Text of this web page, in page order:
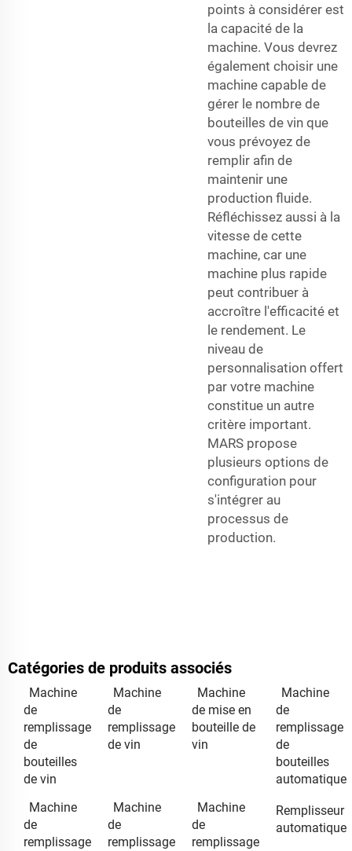
points à considérer est
la capacité de la
machine. Vous devrez
également choisir une
machine capable de
gérer le nombre de
bouteilles de vin que
vous prévoyez de
remplir afin de
maintenir une
production fluide.
Réfléchissez aussi à la
vitesse de cette
machine, car une
machine plus rapide
peut contribuer à
accroître l'efficacité et
le rendement. Le
niveau de
personnalisation offert
par votre machine
constitue un autre
critère important.
MARS propose
plusieurs options de
configuration pour
s'intégrer au
processus de
production.
Catégories de produits associés
Machine
de
remplissage
de
bouteilles
de vin
Machine
de
remplissage
de vin
Machine
de mise en
bouteille de
vin
Machine
de
remplissage
de
bouteilles
automatique
Machine
de
remplissage
Machine
de
remplissage
Machine
de
remplissage
Remplisseur
automatique